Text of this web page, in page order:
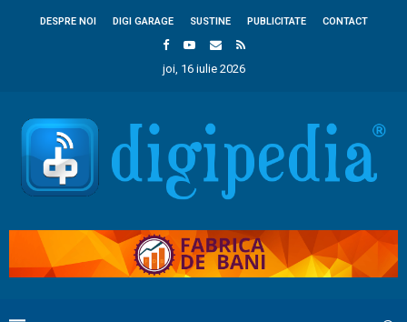
DESPRE NOI DIGI GARAGE SUSTINE PUBLICITATE CONTACT
joi, 16 iulie 2026